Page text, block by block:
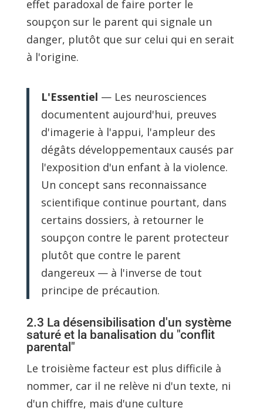
effet paradoxal de faire porter le
soupçon sur le parent qui signale un
danger, plutôt que sur celui qui en serait
à l'origine.
L'Essentiel — Les neurosciences
documentent aujourd'hui, preuves
d'imagerie à l'appui, l'ampleur des
dégâts développementaux causés par
l'exposition d'un enfant à la violence.
Un concept sans reconnaissance
scientifique continue pourtant, dans
certains dossiers, à retourner le
soupçon contre le parent protecteur
plutôt que contre le parent
dangereux — à l'inverse de tout
principe de précaution.
2.3 La désensibilisation d'un système
saturé et la banalisation du "conflit
parental"
Le troisième facteur est plus difficile à
nommer, car il ne relève ni d'un texte, ni
d'un chiffre, mais d'une culture